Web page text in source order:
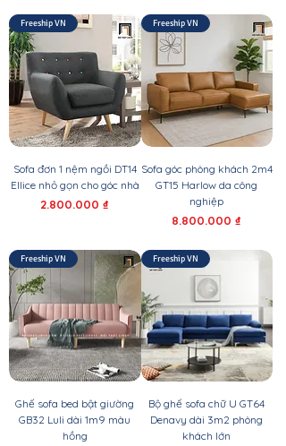
Freeship VN
Sofa đơn 1 nệm ngồi DT14
Ellice nhỏ gọn cho góc nhà
Giá
2.800.000 ₫
Freeship VN
Sofa góc phòng khách 2m4
GT15 Harlow da công
nghiệp
Giá
8.800.000 ₫
Freeship VN
Ghế sofa bed bật giường
GB32 Luli dài 1m9 màu
hồng
Freeship VN
Bộ ghế sofa chữ U GT64
Denavy dài 3m2 phòng
khách lớn